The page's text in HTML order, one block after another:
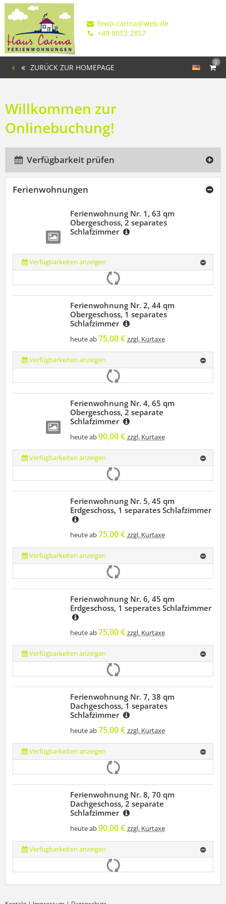
fewo-carina@web.de
+49 8053 2857
0
ZURÜCK ZUR HOMEPAGE
Willkommen zur
Onlinebuchung!
Verfügbarkeit prüfen
Ferienwohnungen
Ferienwohnung Nr. 1, 63 qm
Obergeschoss, 2 separates
Schlafzimmer
Verfügbarkeiten anzeigen
Ferienwohnung Nr. 2, 44 qm
Obergeschoss, 1 separates
Schlafzimmer
heute ab75,00 € zzgl. Kurtaxe
Verfügbarkeiten anzeigen
Ferienwohnung Nr. 4, 65 qm
Obergeschoss, 2 separate
Schlafzimmer
heute ab90,00 € zzgl. Kurtaxe
Verfügbarkeiten anzeigen
Ferienwohnung Nr. 5, 45 qm
Erdgeschoss, 1 separates Schlafzimmer
heute ab75,00 € zzgl. Kurtaxe
Verfügbarkeiten anzeigen
Ferienwohnung Nr. 6, 45 qm
Erdgeschoss, 1 seperates Schlafzimmer
heute ab75,00 € zzgl. Kurtaxe
Verfügbarkeiten anzeigen
Ferienwohnung Nr. 7, 38 qm
Dachgeschoss, 1 separates
Schlafzimmer
heute ab75,00 € zzgl. Kurtaxe
Verfügbarkeiten anzeigen
Ferienwohnung Nr. 8, 70 qm
Dachgeschoss, 2 separate
Schlafzimmer
heute ab90,00 € zzgl. Kurtaxe
Verfügbarkeiten anzeigen